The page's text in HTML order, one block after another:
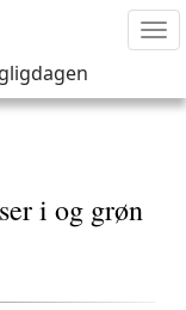
i og grøn